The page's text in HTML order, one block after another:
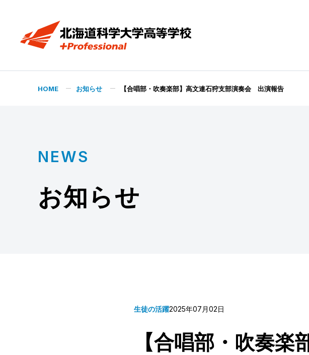
HOME お知らせ 【合唱部・吹奏楽部】高文連石狩支部演奏会 出演報告
NEWS
お知らせ
生徒の活躍2025年07月02日
【合唱部・吹奏